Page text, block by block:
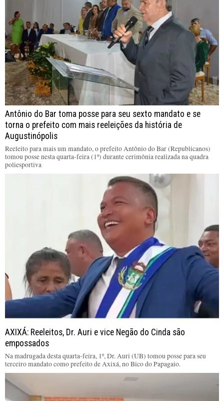
Antônio do Bar toma posse para seu sexto mandato e se
torna o prefeito com mais reeleições da história de
Augustinópolis
Reeleito para mais um mandato, o prefeito Antônio do Bar (Republicanos)
tomou posse nesta quarta-feira (1º) durante cerimônia realizada na quadra
poliesportiva
AXIXÁ: Reeleitos, Dr. Auri e vice Negão do Cinda são
empossados
Na madrugada desta quarta-feira, 1º, Dr. Auri (UB) tomou posse para seu
terceiro mandato como prefeito de Axixá, no Bico do Papagaio.